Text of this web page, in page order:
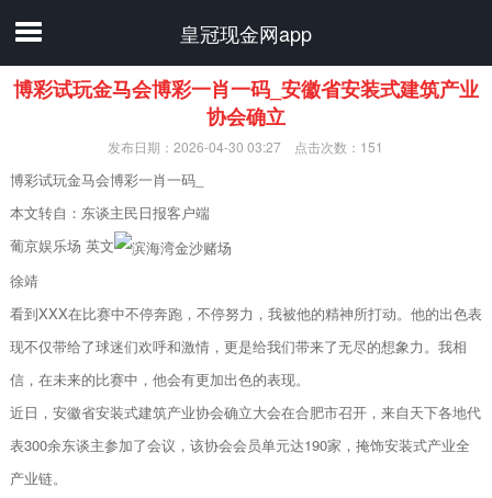
皇冠现金网app
博彩试玩金马会博彩一肖一码_安徽省安装式建筑产业
协会确立
发布日期：2026-04-30 03:27 点击次数：151
博彩试玩金马会博彩一肖一码_
本文转自：东谈主民日报客户端
葡京娱乐场 英文
徐靖
看到XXX在比赛中不停奔跑，不停努力，我被他的精神所打动。他的出色表
现不仅带给了球迷们欢呼和激情，更是给我们带来了无尽的想象力。我相
信，在未来的比赛中，他会有更加出色的表现。
近日，安徽省安装式建筑产业协会确立大会在合肥市召开，来自天下各地代
表300余东谈主参加了会议，该协会会员单元达190家，掩饰安装式产业全
产业链。